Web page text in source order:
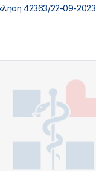
42363/22-09-2023